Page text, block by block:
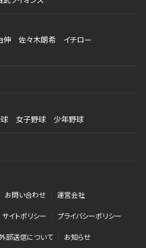
伸 佐々木朗希
イチロー
女子野球 少年野球
お問い合わせ 運営会社
サイトポリシー プライバシーポリシー
部送信について お知らせ